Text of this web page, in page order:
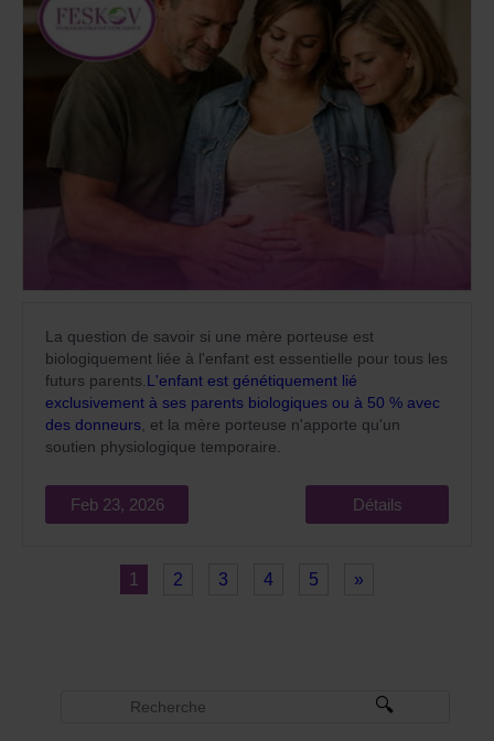
La question de savoir si une mère porteuse est
biologiquement liée à l'enfant est essentielle pour tous les
futurs parents. L'enfant est génétiquement lié
exclusivement à ses parents biologiques ou à 50 % avec
des donneurs , et la mère porteuse n'apporte qu'un
soutien physiologique temporaire.
Feb 23, 2026 Détails
1 2 3 4 5 »